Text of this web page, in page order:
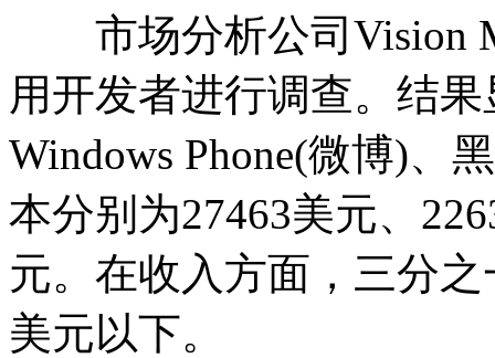
市场分析公司Vision
用开发者进行调查。结
Windows Phone(微博)、
本分别为27463美元、
元。在收入方面，三分
美元以下。